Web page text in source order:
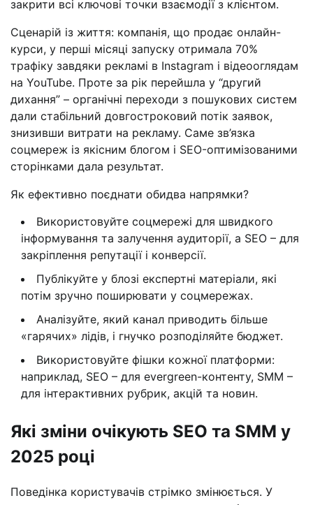
закрити всі ключові точки взаємодії з клієнтом.
Сценарій із життя: компанія, що продає онлайн-
курси, у перші місяці запуску отримала 70%
трафіку завдяки рекламі в Instagram і відеооглядам
на YouTube. Проте за рік перейшла у “другий
дихання” – органічні переходи з пошукових систем
дали стабільний довгостроковий потік заявок,
знизивши витрати на рекламу. Саме зв’язка
соцмереж із якісним блогом і SEO-оптимізованими
сторінками дала результат.
Як ефективно поєднати обидва напрямки?
Використовуйте соцмережі для швидкого
інформування та залучення аудиторії, а SEO – для
закріплення репутації і конверсії.
Публікуйте у блозі експертні матеріали, які
потім зручно поширювати у соцмережах.
Аналізуйте, який канал приводить більше
«гарячих» лідів, і гнучко розподіляйте бюджет.
Використовуйте фішки кожної платформи:
наприклад, SEO – для evergreen-контенту, SMM –
для інтерактивних рубрик, акцій та новин.
Які зміни очікують SEO та SMM у
2025 році
Поведінка користувачів стрімко змінюється. У